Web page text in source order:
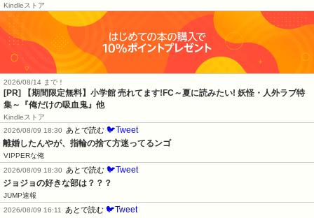
Kindleストア
2026/08/14 まで！
[PR] 【期間限定無料】小学館 売れてます!FC～夏に読みたい! 妖怪・人外ラブ特
集～『俺だけの吸血鬼』他
Kindleストア
2026/08/09 18:30 あとで読む 🐦Tweet
離婚したんやが、指輪の捨て方迷ってるンゴ
VIPPERな俺
2026/08/09 18:30 あとで読む 🐦Tweet
ジョジョの好きな部は？？？
JUMP速報
2026/08/09 16:11 あとで読む 🐦Tweet